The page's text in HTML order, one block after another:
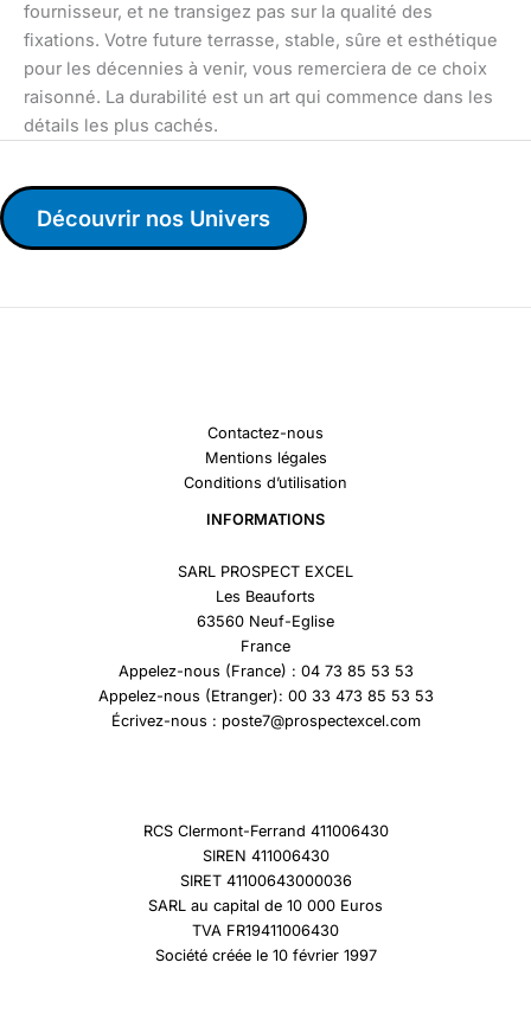
fournisseur, et ne transigez pas sur la qualité des
fixations. Votre future terrasse, stable, sûre et esthétique
pour les décennies à venir, vous remerciera de ce choix
raisonné. La durabilité est un art qui commence dans les
détails les plus cachés.
Découvrir nos Univers
Contactez-nous
Mentions légales
Conditions d’utilisation
INFORMATIONS
SARL PROSPECT EXCEL
Les Beauforts
63560 Neuf-Eglise
France
Appelez-nous (France) : 04 73 85 53 53
Appelez-nous (Etranger): 00 33 473 85 53 53
Écrivez-nous : poste7@prospectexcel.com
RCS Clermont-Ferrand 411006430
SIREN 411006430
SIRET 41100643000036
SARL au capital de 10 000 Euros
TVA FR19411006430
Société créée le 10 février 1997